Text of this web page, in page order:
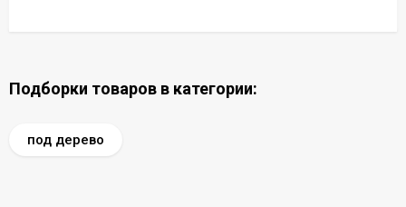
Подборки товаров в категории:
под дерево